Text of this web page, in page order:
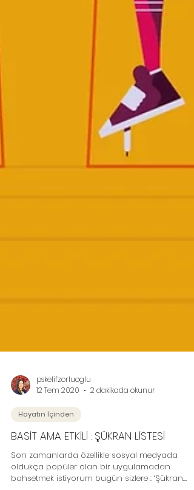
pskelifzorluoglu
12 Tem 2020
2 dakikada okunur
Hayatın İçinden
BASİT AMA ETKİLİ : ŞÜKRAN LİSTESİ